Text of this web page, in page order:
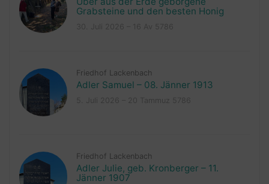
Grabsteine und den besten Honig
Friedhof Lackenbach
Adler Samuel – 08. Jänner 1913
Friedhof Lackenbach
Adler Julie, geb. Kronberger – 11.
Jänner 1907